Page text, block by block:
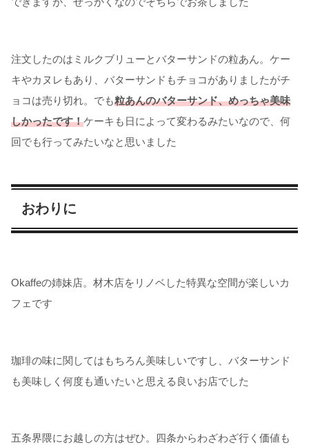
注文したのはミルクブリューとバターサンドの粒あん。ケー
キやカヌレもあり、バターサンドもチョコがありましたがチ
ョコは売り切れ。でも粒あんのバターサンド、めっちゃ美味
しかったです！ケーキも日によって変わるみたいなので、何
回でも行ってみたいなと思いました
おわりに
Okaffeの姉妹店。材木店をリノベした特異な空間が楽しいカ
フェです
珈琲の味に関してはもちろん美味しいですし、バターサンド
も美味しく何度も通いたいと思える良いお店でした
五条界隈にお越しの方はぜひ。四条からわざわざ行く価値も